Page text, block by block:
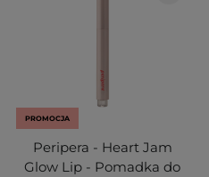
PROMOCJA
Peripera - Heart Jam
Glow Lip - Pomadka do